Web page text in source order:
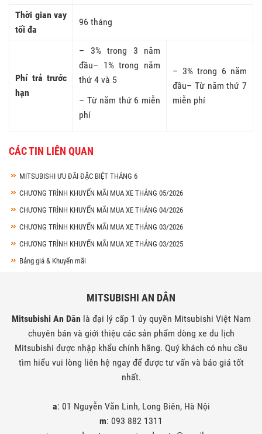
Thời gian vay
tối đa
96 tháng
Phí trả trước
hạn
– 3% trong 3 năm
đầu– 1% trong năm
thứ 4 và 5
– Từ năm thứ 6 miễn
phí
– 3% trong 6 năm
đầu– Từ năm thứ 7
miễn phí
CÁC TIN LIÊN QUAN
MITSUBISHI ƯU ĐÃI ĐẶC BIỆT THÁNG 6
CHƯƠNG TRÌNH KHUYẾN MÃI MUA XE THÁNG 05/2026
CHƯƠNG TRÌNH KHUYẾN MÃI MUA XE THÁNG 04/2026
CHƯƠNG TRÌNH KHUYẾN MÃI MUA XE THÁNG 03/2026
CHƯƠNG TRÌNH KHUYẾN MÃI MUA XE THÁNG 03/2025
Bảng giá & Khuyến mãi
MITSUBISHI AN DÂN
Mitsubishi An Dân là đại lý cấp 1 ủy quyền Mitsubishi Việt Nam
chuyên bán và giới thiệu các sản phẩm dòng xe du lịch
Mitsubishi được nhập khẩu chính hãng. Quý khách có nhu cầu
tìm hiểu vui lòng liên hệ ngay để được tư vấn và báo giá tốt
nhất.
a: 01 Nguyễn Văn Linh, Long Biên, Hà Nội
m: 093 882 1311